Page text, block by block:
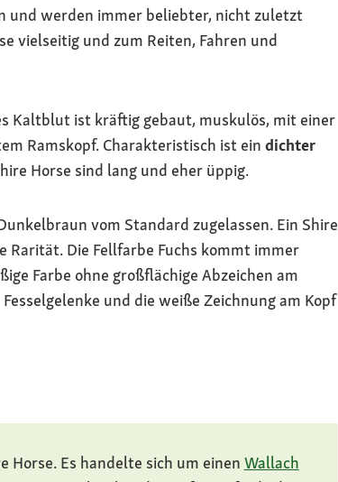
und werden immer beliebter, nicht zuletzt
vielseitig und zum Reiten, Fahren und
Kaltblut ist kräftig gebaut, muskulös, mit einer
Ramskopf. Charakteristisch ist ein dichter
Horse sind lang und eher üppig.
vom Standard zugelassen. Ein Shire
Rarität. Die Fellfarbe Fuchs kommt immer
Farbe ohne großflächige Abzeichen am
und die weiße Zeichnung am Kopf
Es handelte sich um einen Wallach